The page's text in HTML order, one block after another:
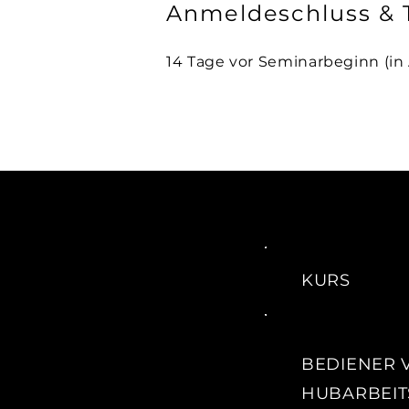
Anmeldeschluss &
14 Tage vor Seminarbeginn
KURS
BEDIENER